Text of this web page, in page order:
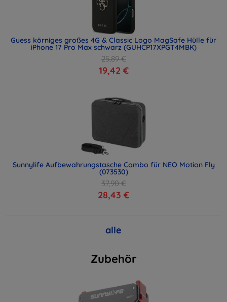
Guess körniges großes 4G & Classic Logo MagSafe Hülle für
iPhone 17 Pro Max schwarz (GUHCP17XPGT4MBK)
25,89 €
19,42 €
Sunnylife Aufbewahrungstasche Combo für NEO Motion Fly
(073530)
37,90 €
28,43 €
alle
Zubehör